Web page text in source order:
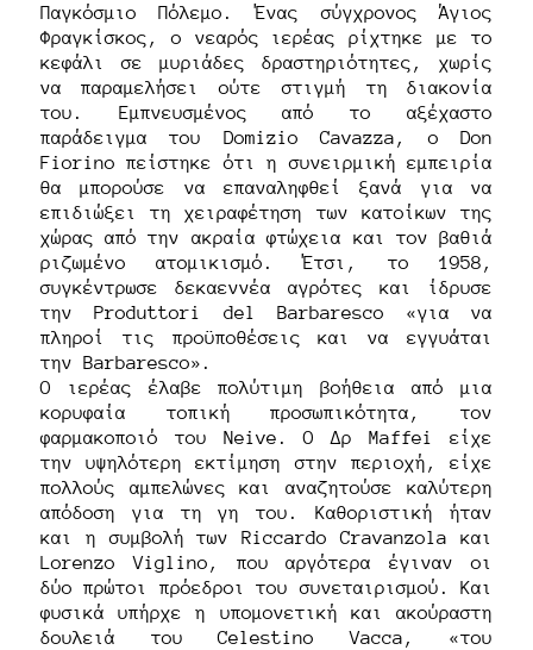
Παγκόσμιο Πόλεμο. Ένας σύγχρονος Άγιος
Φραγκίσκος, ο νεαρός ιερέας ρίχτηκε με το
κεφάλι σε μυριάδες δραστηριότητες, χωρίς
να παραμελήσει ούτε στιγμή τη διακονία
του. Εμπνευσμένος από το αξέχαστο
παράδειγμα του Domizio Cavazza, ο Don
Fiorino πείστηκε ότι η συνειρμική εμπειρία
θα μπορούσε να επαναληφθεί ξανά για να
επιδιώξει τη χειραφέτηση των κατοίκων της
χώρας από την ακραία φτώχεια και τον βαθιά
ριζωμένο ατομικισμό. Έτσι, το 1958,
συγκέντρωσε δεκαεννέα αγρότες και ίδρυσε
την Produttori del Barbaresco «για να
πληροί τις προϋποθέσεις και να εγγυάται
την Barbaresco».
Ο ιερέας έλαβε πολύτιμη βοήθεια από μια
κορυφαία τοπική προσωπικότητα, τον
φαρμακοποιό του Neive. Ο Δρ Maffei είχε
την υψηλότερη εκτίμηση στην περιοχή, είχε
πολλούς αμπελώνες και αναζητούσε καλύτερη
απόδοση για τη γη του. Καθοριστική ήταν
και η συμβολή των Riccardo Cravanzola και
Lorenzo Viglino, που αργότερα έγιναν οι
δύο πρώτοι πρόεδροι του συνεταιρισμού. Και
φυσικά υπήρχε η υπομονετική και ακούραστη
δουλειά του Celestino Vacca, «του